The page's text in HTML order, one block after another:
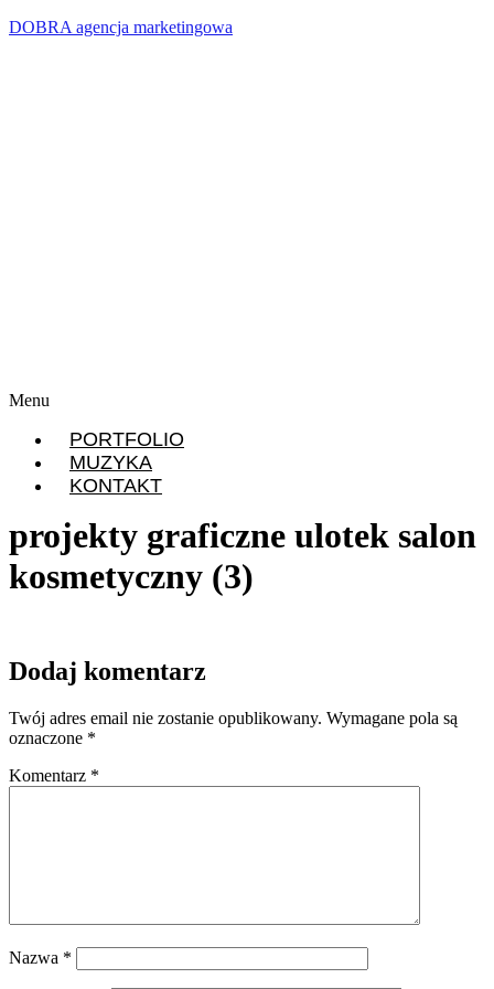
DOBRA agencja marketingowa
Menu
PORTFOLIO
MUZYKA
KONTAKT
projekty graficzne ulotek salon
kosmetyczny (3)
Dodaj komentarz
Twój adres email nie zostanie opublikowany. Wymagane pola są
oznaczone *
Komentarz *
Nazwa *